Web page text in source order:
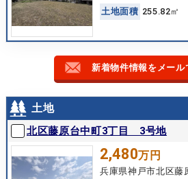
土地面積 255.82㎡
新着物件情報をメール
土地
北区藤原台中町3丁目 3号地
2,480万円
兵庫県神戸市北区藤